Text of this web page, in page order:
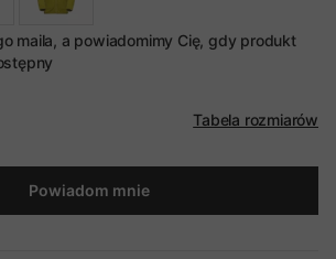
maila, a powiadomimy Cię, gdy produkt
Tabela rozmiarów
Powiadom mnie